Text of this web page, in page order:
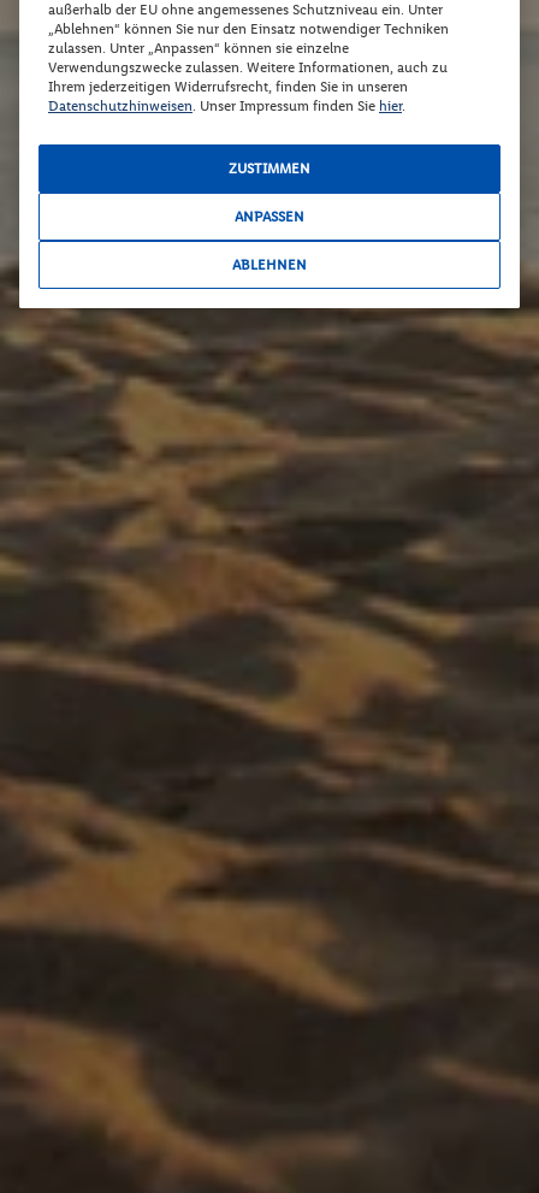
außerhalb der EU ohne angemessenes Schutzniveau ein. Unter
„Ablehnen“ können Sie nur den Einsatz notwendiger Techniken
zulassen. Unter „Anpassen“ können sie einzelne
Verwendungszwecke zulassen. Weitere Informationen, auch zu
Ihrem jederzeitigen Widerrufsrecht, finden Sie in unseren
Datenschutzhinweisen. Unser Impressum finden Sie hier.
ZUSTIMMEN
ANPASSEN
ABLEHNEN